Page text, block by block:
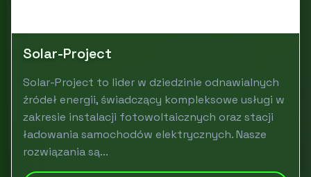
Solar-Project
Solar-Project to lider w dziedzinie odnawialnych
źródeł energii, świadczący kompleksowe usługi w
zakresie instalacji fotowoltaicznych oraz stacji
ładowania samochodów elektrycznych. Nasze
rozwiązania są...